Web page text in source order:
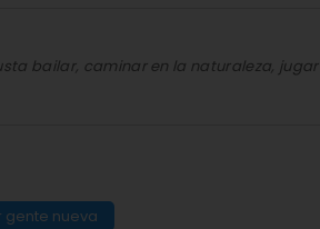
bailar, caminar en la naturaleza, jugar
gente nueva